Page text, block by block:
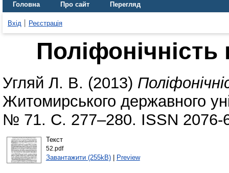
Головна Про сайт Перегляд
Вхід Реєстрація
Угляй Л. В. (2013)
Житомирського державного
№ 71. С. 277–280. ISSN 2076-
Текст
52.pdf
Завантажити (255kB)| Preview